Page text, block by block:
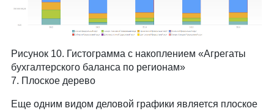
Рисунок 10. Гистограмма с накоплением «Агрегаты
бухгалтерского баланса по регионам»
7. Плоское дерево
Еще одним видом деловой графики является плоское